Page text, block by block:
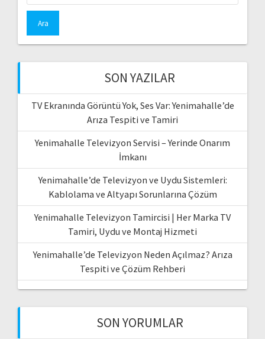
SON YAZILAR
TV Ekranında Görüntü Yok, Ses Var: Yenimahalle’de
Arıza Tespiti ve Tamiri
Yenimahalle Televizyon Servisi – Yerinde Onarım
İmkanı
Yenimahalle’de Televizyon ve Uydu Sistemleri:
Kablolama ve Altyapı Sorunlarına Çözüm
Yenimahalle Televizyon Tamircisi | Her Marka TV
Tamiri, Uydu ve Montaj Hizmeti
Yenimahalle’de Televizyon Neden Açılmaz? Arıza
Tespiti ve Çözüm Rehberi
SON YORUMLAR